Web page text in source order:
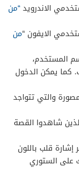
الاندرويد“من
الايفون “من
المستخدم،
كما يمكن الدخول
والتي تتواجد
شاهدوا القصة
قلب باللون
على الستوري